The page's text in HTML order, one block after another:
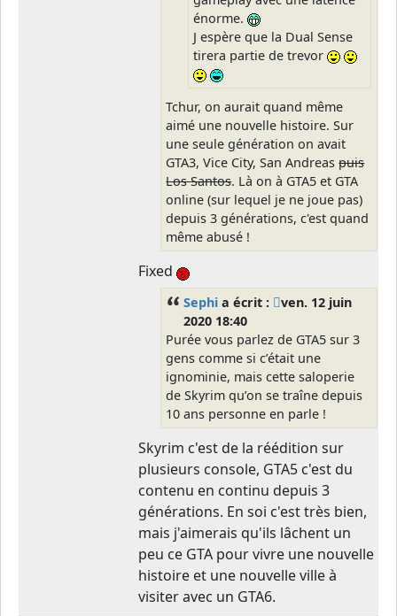
énorme.
J espère que la Dual Sense
tirera partie de trevor
Tchur, on aurait quand même
aimé une nouvelle histoire. Sur
une seule génération on avait
GTA3, Vice City, San Andreaspuis
Los Santos. Là on à GTA5 et GTA
online (sur lequel je ne joue pas)
depuis 3 générations, c'est quand
même abusé !
Fixed
Sephi a écrit :
ven. 12 juin
2020 18:40
Purée vous parlez de GTA5 sur 3
gens comme si c’était une
ignominie, mais cette saloperie
de Skyrim qu’on se traîne depuis
10 ans personne en parle !
Skyrim c'est de la réédition sur
plusieurs console, GTA5 c'est du
contenu en continu depuis 3
générations. En soi c'est très bien,
mais j'aimerais qu'ils lâchent un
peu ce GTA pour vivre une nouvelle
histoire et une nouvelle ville à
visiter avec un GTA6.